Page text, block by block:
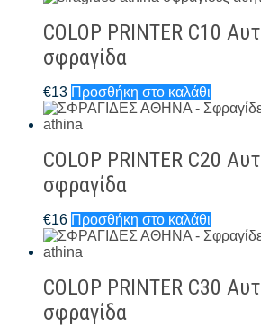
COLOP PRINTER C10
σφραγίδα
€13 Προσθήκη στο καλάθι
COLOP PRINTER C20
σφραγίδα
€16 Προσθήκη στο καλάθι
COLOP PRINTER C30
σφραγίδα